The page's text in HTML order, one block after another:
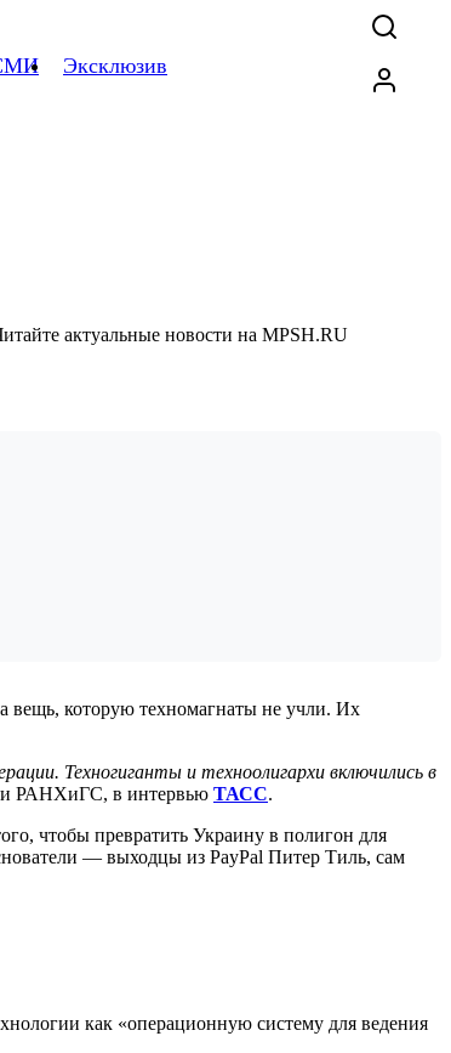
Эксклюзив
вещь, которую техномагнаты не учли. Их
Техногиганты и техноолигархи включились в
РАНХиГС, в интервью ТАСС.
чтобы превратить Украину в полигон для
— выходцы из PayPal Питер Тиль, сам
как «операционную систему для ведения